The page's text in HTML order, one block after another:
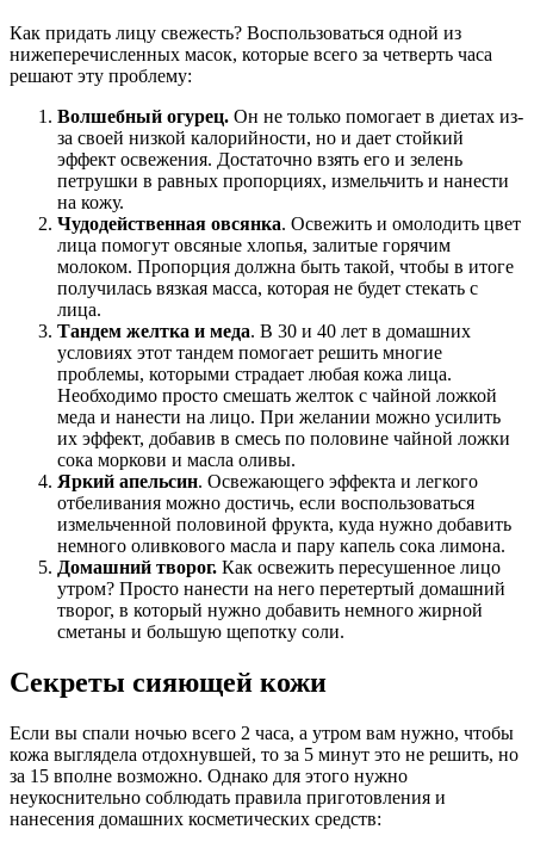
Как придать лицу свежесть? Воспользоваться одной из
нижеперечисленных масок, которые всего за четверть часа
решают эту проблему:
Волшебный огурец. Он не только помогает в диетах из-
за своей низкой калорийности, но и дает стойкий
эффект освежения. Достаточно взять его и зелень
петрушки в равных пропорциях, измельчить и нанести
на кожу.
Чудодейственная овсянка. Освежить и омолодить цвет
лица помогут овсяные хлопья, залитые горячим
молоком. Пропорция должна быть такой, чтобы в итоге
получилась вязкая масса, которая не будет стекать с
лица.
Тандем желтка и меда. В 30 и 40 лет в домашних
условиях этот тандем помогает решить многие
проблемы, которыми страдает любая кожа лица.
Необходимо просто смешать желток с чайной ложкой
меда и нанести на лицо. При желании можно усилить
их эффект, добавив в смесь по половине чайной ложки
сока моркови и масла оливы.
Яркий апельсин. Освежающего эффекта и легкого
отбеливания можно достичь, если воспользоваться
измельченной половиной фрукта, куда нужно добавить
немного оливкового масла и пару капель сока лимона.
Домашний творог. Как освежить пересушенное лицо
утром? Просто нанести на него перетертый домашний
творог, в который нужно добавить немного жирной
сметаны и большую щепотку соли.
Секреты сияющей кожи
Если вы спали ночью всего 2 часа, а утром вам нужно, чтобы
кожа выглядела отдохнувшей, то за 5 минут это не решить, но
за 15 вполне возможно. Однако для этого нужно
неукоснительно соблюдать правила приготовления и
нанесения домашних косметических средств: